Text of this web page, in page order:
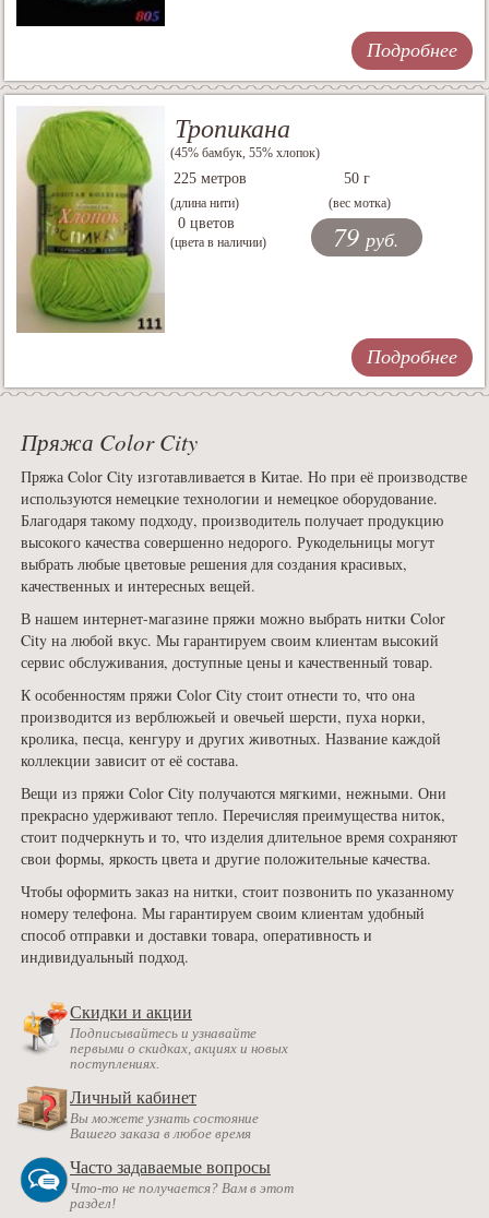
Подробнее
Тропикана
(45% бамбук, 55% хлопок)
225 метров
(длина нити)
50 г
(вес мотка)
0 цветов
(цвета в наличии) 79 руб.
Подробнее
Пряжа Color City
Пряжа Color City изготавливается в Китае. Но при её производстве
используются немецкие технологии и немецкое оборудование.
Благодаря такому подходу, производитель получает продукцию
высокого качества совершенно недорого. Рукодельницы могут
выбрать любые цветовые решения для создания красивых,
качественных и интересных вещей.
В нашем интернет-магазине пряжи можно выбрать нитки Color
City на любой вкус. Мы гарантируем своим клиентам высокий
сервис обслуживания, доступные цены и качественный товар.
К особенностям пряжи Color City стоит отнести то, что она
производится из верблюжьей и овечьей шерсти, пуха норки,
кролика, песца, кенгуру и других животных. Название каждой
коллекции зависит от её состава.
Вещи из пряжи Color City получаются мягкими, нежными. Они
прекрасно удерживают тепло. Перечисляя преимущества ниток,
стоит подчеркнуть и то, что изделия длительное время сохраняют
свои формы, яркость цвета и другие положительные качества.
Чтобы оформить заказ на нитки, стоит позвонить по указанному
номеру телефона. Мы гарантируем своим клиентам удобный
способ отправки и доставки товара, оперативность и
индивидуальный подход.
Скидки и акции
Подписывайтесь и узнавайте
первыми о скидках, акциях и новых
поступлениях.
Личный кабинет
Вы можете узнать состояние
Вашего заказа в любое время
Часто задаваемые вопросы
Что-то не получается? Вам в этот
раздел!